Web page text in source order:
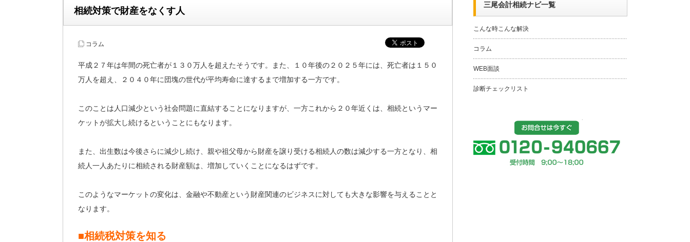
相続対策で財産をなくす人
コラム
平成２７年は年間の死亡者が１３０万人を超えたそうです。また、１０年後の２０２５年には、死亡者は１５０
万人を超え、２０４０年に団塊の世代が平均寿命に達するまで増加する一方です。
このことは人口減少という社会問題に直結することになりますが、一方これから２０年近くは、相続というマー
ケットが拡大し続けるということにもなります。
また、出生数は今後さらに減少し続け、親や祖父母から財産を譲り受ける相続人の数は減少する一方となり、相
続人一人あたりに相続される財産額は、増加していくことになるはずです。
このようなマーケットの変化は、金融や不動産という財産関連のビジネスに対しても大きな影響を与えることと
なります。
■相続税対策を知る
三尾会計相続ナビ一覧
こんな時こんな解決
コラム
WEB面談
診断チェックリスト